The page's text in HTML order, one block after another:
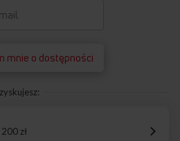
mnie o dostępności
zł